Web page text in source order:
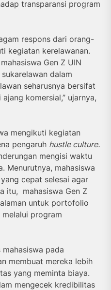
transparansi program
respons dari orang-
kegiatan kerelawanan.
Gen Z UIN
dalam
seharusnya bersifat
komersial,” ujarnya,
mengikuti kegiatan
pengaruh hustle culture.
mengisi waktu
Menurutnya, mahasiswa
cepat selesai agar
itu, mahasiswa Gen Z
untuk portofolio
program
pada
membuat mereka lebih
yang meminta biaya.
mengecek kredibilitas